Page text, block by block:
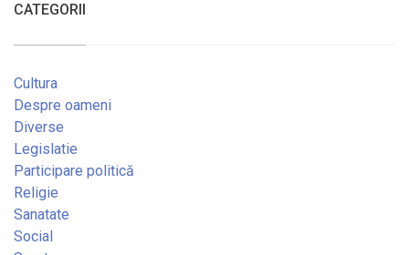
CATEGORII
Cultura
Despre oameni
Diverse
Legislatie
Participare politică
Religie
Sanatate
Social